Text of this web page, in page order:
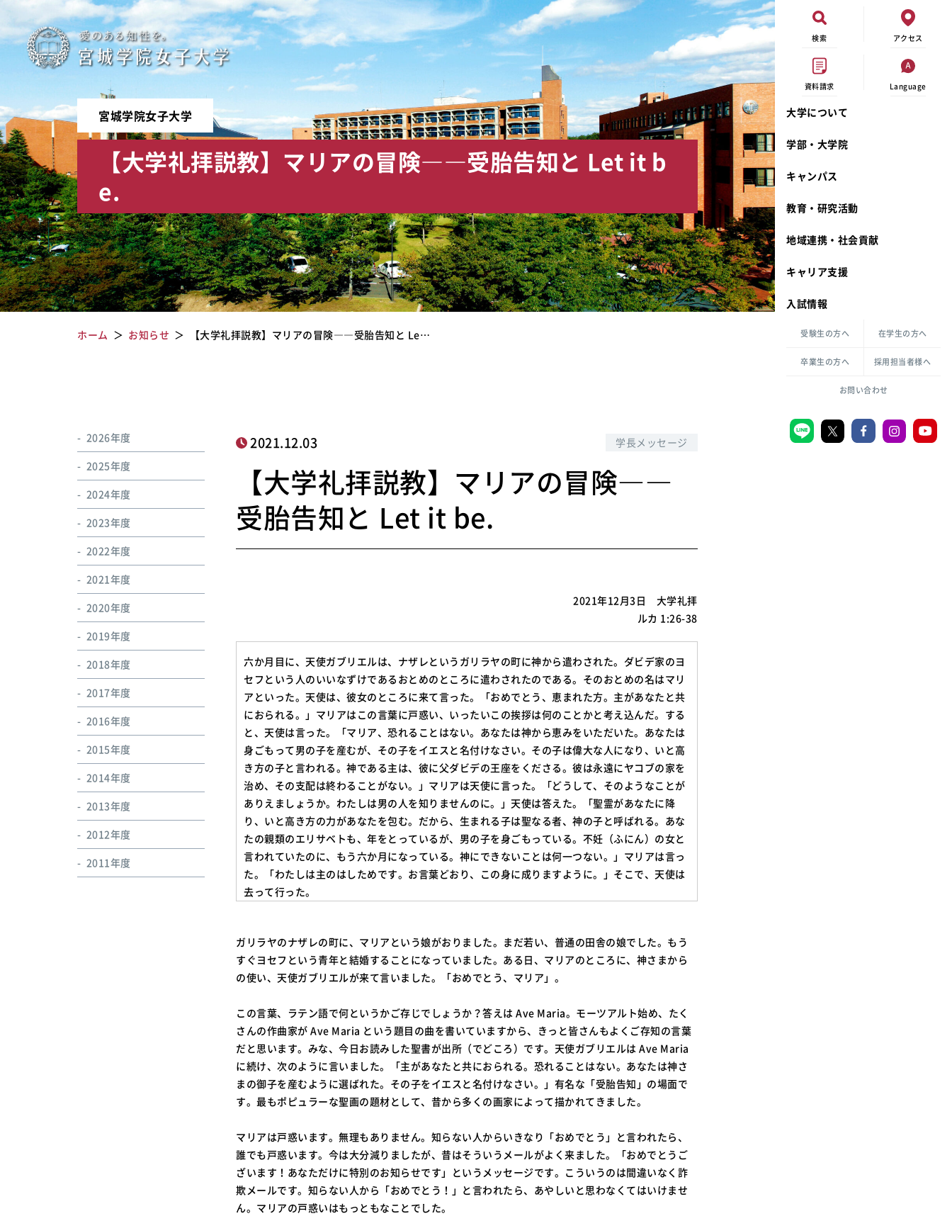
検索 アクセス
資料請求 Language
大学について
宮城学院 校歌
礼拝堂
カリキュラム・ポリシー
倫理憲章
ハラスメントの防止
共生のための多様性宣言
学部・大学院
生活文化デザイン学科
一般教育課程
キャンパス
奨学金
大学祭
キャンパスメンバーズ
教職センター
学芸員課程
図書館司書課程
教育・研究活動動物実験に関する情報公開
キリスト教文化研究所
生活環境科学研究所
地域連携・社会貢献
カリキュラム・入室方法
キャリア支援
入試情報
受験生の方へ 在学生の方へ
卒業生の方へ 採用担当者様へ
お問い合わせ
宮
城
学
院
女
子
大
学
宮城学院女子大学
【大学礼拝説教】マリアの冒険――受胎告知と Let it b
e.
ホーム お知らせ 【大学礼拝説教】マリアの冒険――受胎告知と Le…
2021.12.03 学長メッセージ
【大学礼拝説教】マリアの冒険――
受胎告知と Let it be.
2021年12月3日 大学礼拝
ルカ 1:26-38
六か月目に、天使ガブリエルは、ナザレというガリラヤの町に神から遣わされた。ダビデ家のヨ
セフという人のいいなずけであるおとめのところに遣わされたのである。そのおとめの名はマリ
アといった。天使は、彼女のところに来て言った。「おめでとう、恵まれた方。主があなたと共
におられる。」マリアはこの言葉に戸惑い、いったいこの挨拶は何のことかと考え込んだ。する
と、天使は言った。「マリア、恐れることはない。あなたは神から恵みをいただいた。あなたは
身ごもって男の子を産むが、その子をイエスと名付けなさい。その子は偉大な人になり、いと高
き方の子と言われる。神である主は、彼に父ダビデの王座をくださる。彼は永遠にヤコブの家を
治め、その支配は終わることがない。」マリアは天使に言った。「どうして、そのようなことが
ありえましょうか。わたしは男の人を知りませんのに。」天使は答えた。「聖霊があなたに降
り、いと高き方の力があなたを包む。だから、生まれる子は聖なる者、神の子と呼ばれる。あな
たの親類のエリサベトも、年をとっているが、男の子を身ごもっている。不妊（ふにん）の女と
言われていたのに、もう六か月になっている。神にできないことは何一つない。」マリアは言っ
た。「わたしは主のはしためです。お言葉どおり、この身に成りますように。」そこで、天使は
去って行った。
ガリラヤのナザレの町に、マリアという娘がおりました。まだ若い、普通の田舎の娘でした。もう
すぐヨセフという青年と結婚することになっていました。ある日、マリアのところに、神さまから
の使い、天使ガブリエルが来て言いました。「おめでとう、マリア」。
この言葉、ラテン語で何というかご存じでしょうか？答えは Ave Maria。モーツアルト始め、たく
さんの作曲家が Ave Maria という題目の曲を書いていますから、きっと皆さんもよくご存知の言葉
だと思います。みな、今日お読みした聖書が出所（でどころ）です。天使ガブリエルは Ave Maria
に続け、次のように言いました。「主があなたと共におられる。恐れることはない。あなたは神さ
まの御子を産むように選ばれた。その子をイエスと名付けなさい。」有名な「受胎告知」の場面で
す。最もポピュラーな聖画の題材として、昔から多くの画家によって描かれてきました。
マリアは戸惑います。無理もありません。知らない人からいきなり「おめでとう」と言われたら、
誰でも戸惑います。今は大分減りましたが、昔はそういうメールがよく来ました。「おめでとうご
ざいます！あなただけに特別のお知らせです」というメッセージです。こういうのは間違いなく詐
欺メールです。知らない人から「おめでとう！」と言われたら、あやしいと思わなくてはいけませ
ん。マリアの戸惑いはもっともなことでした。
2026年度
2025年度
2024年度
2023年度
2022年度
2021年度
2020年度
2019年度
2018年度
2017年度
2016年度
2015年度
2014年度
2013年度
2012年度
2011年度